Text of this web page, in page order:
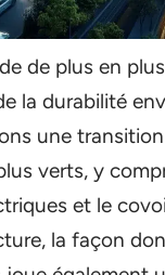
de plus en
la durabilité
une
verts, y
et le
la façon